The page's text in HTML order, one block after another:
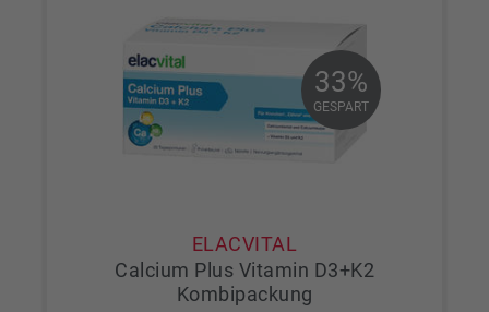
33%
GESPART
33%
GESPART
ELACVITAL
Calcium Plus Vitamin D3+K2
Kombipackung